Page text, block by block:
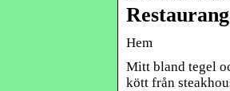
Hem
Mitt bland tegel
kött från